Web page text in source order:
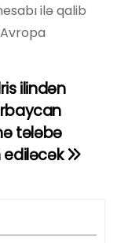
ilə qalib
ilindən
tələbə
ediləcək